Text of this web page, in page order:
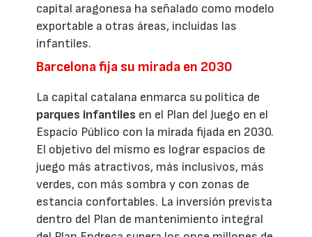
capital aragonesa ha señalado como modelo
exportable a otras áreas, incluidas las
infantiles.
Barcelona fija su mirada en 2030
La capital catalana enmarca su política de
parques infantiles en el Plan del Juego en el
Espacio Público con la mirada fijada en 2030.
El objetivo del mismo es lograr espacios de
juego más atractivos, más inclusivos, más
verdes, con más sombra y con zonas de
estancia confortables. La inversión prevista
dentro del Plan de mantenimiento integral